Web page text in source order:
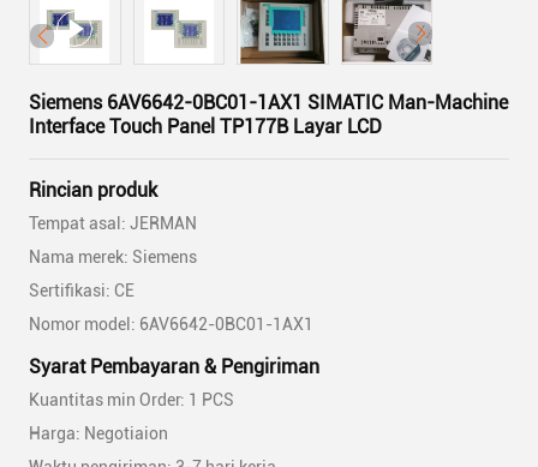
Siemens 6AV6642-0BC01-1AX1 SIMATIC Man-Machine
Interface Touch Panel TP177B Layar LCD
Rincian produk
Tempat asal: JERMAN
Nama merek: Siemens
Sertifikasi: CE
Nomor model: 6AV6642-0BC01-1AX1
Syarat Pembayaran & Pengiriman
Kuantitas min Order: 1 PCS
Harga: Negotiaion